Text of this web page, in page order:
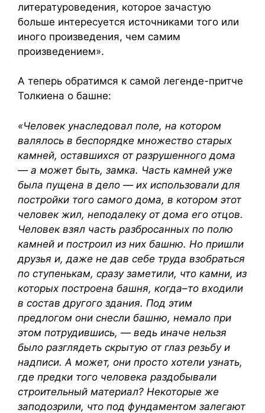
литературоведения, которое зачастую
больше интересуется источниками того или
иного произведения, чем самим
произведением».
А теперь обратимся к самой легенде-притче
Толкиена о башне:
«Человек унаследовал поле, на котором
валялось в беспорядке множество старых
камней, оставшихся от разрушенного дома
— а может быть, замка. Часть камней уже
была пущена в дело — их использовали для
постройки того самого дома, в котором этот
человек жил, неподалеку от дома его отцов.
Человек взял часть разбросанных по полю
камней и построил из них башню. Но пришли
друзья и, даже не дав себе труда взобраться
по ступенькам, сразу заметили, что камни, из
которых построена башня, когда–то входили
в состав другого здания. Под этим
предлогом они снесли башню, немало при
этом потрудившись, — ведь иначе нельзя
было разглядеть скрытую от глаз резьбу и
надписи. А может, они просто хотели узнать,
где предки того человека раздобывали
строительный материал? Некоторые же
заподозрили, что под фундаментом залегают